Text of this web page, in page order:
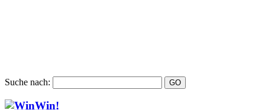
Suche nach: